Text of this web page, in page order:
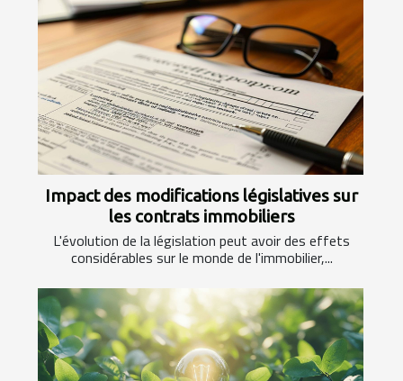
Impact des modifications législatives sur
les contrats immobiliers
L'évolution de la législation peut avoir des effets
considérables sur le monde de l'immobilier,...